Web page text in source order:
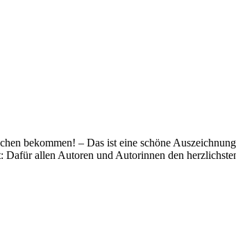
bekommen! – Das ist eine schöne
Dafür allen Autoren und Autorinnen den